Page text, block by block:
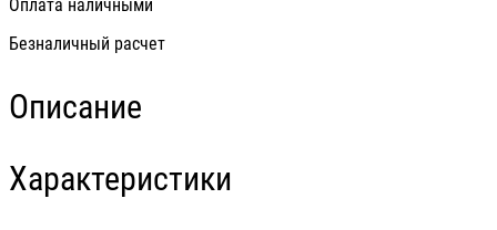
Оплата наличными
Безналичный расчет
Описание
Характеристики